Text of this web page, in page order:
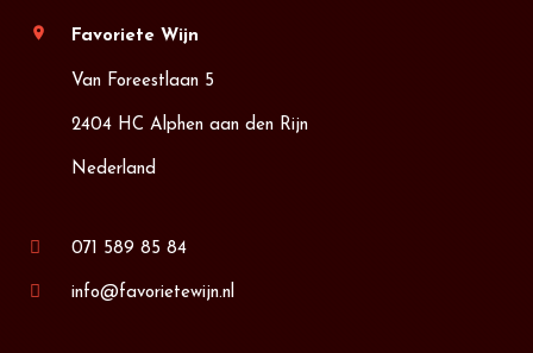
location_on Favoriete Wijn
Van Foreestlaan 5
2404 HC Alphen aan den Rijn
Nederland
071 589 85 84
info@favorietewijn.nl